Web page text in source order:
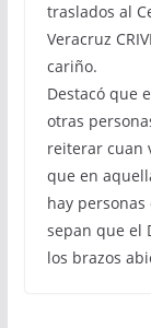
traslados al
Veracruz
cariño.
Destacó que
otras
reiterar cuan
que en
hay
sepan que el
los brazos